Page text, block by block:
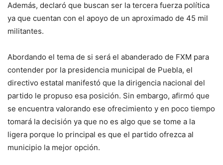
Además, declaró que buscan ser la tercera fuerza política
ya que cuentan con el apoyo de un aproximado de 45 mil
militantes.
Abordando el tema de si será el abanderado de FXM para
contender por la presidencia municipal de Puebla, el
directivo estatal manifestó que la dirigencia nacional del
partido le propuso esa posición. Sin embargo, afirmó que
se encuentra valorando ese ofrecimiento y en poco tiempo
tomará la decisión ya que no es algo que se tome a la
ligera porque lo principal es que el partido ofrezca al
municipio la mejor opción.